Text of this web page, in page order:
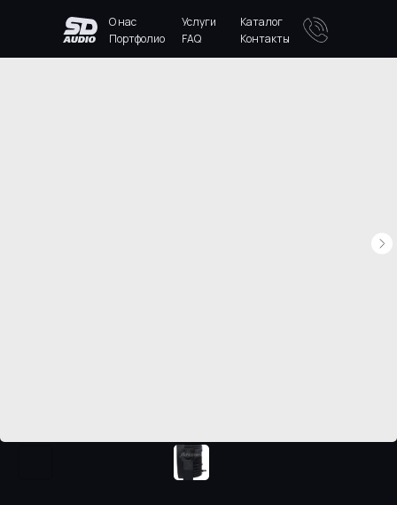
Каталог
Услуги
О нас
Портфолио
FAQ Контакты